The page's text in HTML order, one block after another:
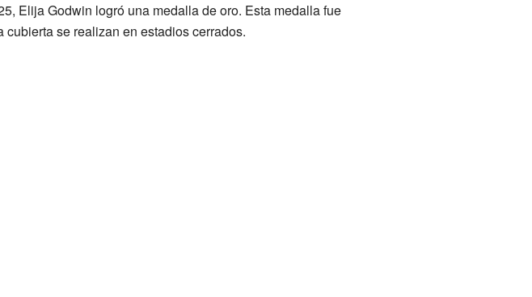
Elija Godwin logró una medalla de oro. Esta medalla fue
se realizan en estadios cerrados.